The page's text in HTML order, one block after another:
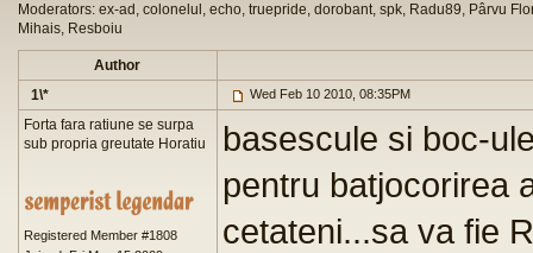
Moderators: ex-ad, colonelul, echo, truepride, dorobant, spk, Radu89, Pârvu
Mihais, Resboiu
Author
1\*
Wed Feb 10 2010, 08:35PM
Forta fara ratiune se surpa
sub propria greutate Horatiu
Registered Member #1808
basescule si boc-
pentru batjocorirea
cetateni...sa va fie